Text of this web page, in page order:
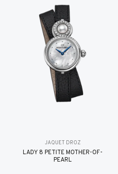
JAQUET DROZ
LADY 8 PETITE MOTHER-OF-
PEARL